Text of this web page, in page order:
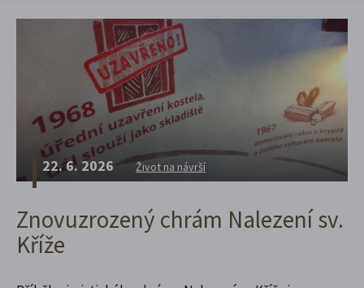
22. 6. 2026 Život na návrší
Znovuzrozený chrám Nalezení sv.
Kříže